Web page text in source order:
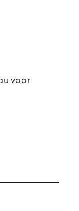
voor